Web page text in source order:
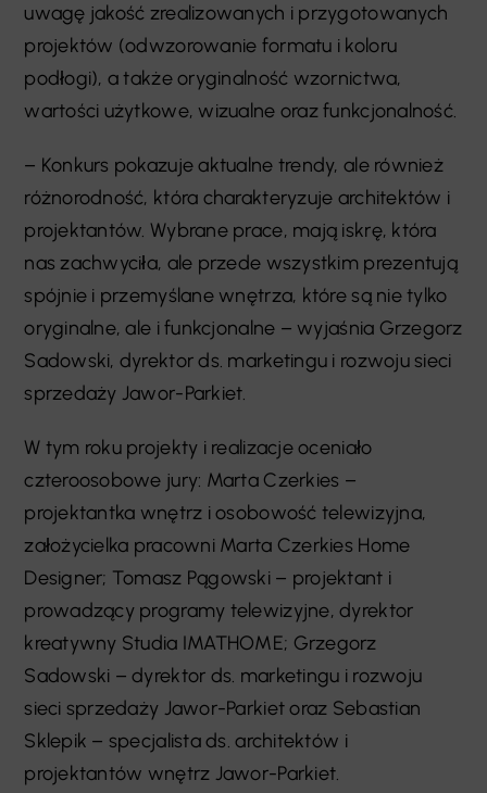
uwagę jakość zrealizowanych i przygotowanych
projektów (odwzorowanie formatu i koloru
podłogi), a także oryginalność wzornictwa,
wartości użytkowe, wizualne oraz funkcjonalność.
– Konkurs pokazuje aktualne trendy, ale również
różnorodność, która charakteryzuje architektów i
projektantów. Wybrane prace, mają iskrę, która
nas zachwyciła, ale przede wszystkim prezentują
spójnie i przemyślane wnętrza, które są nie tylko
oryginalne, ale i funkcjonalne – wyjaśnia Grzegorz
Sadowski, dyrektor ds. marketingu i rozwoju sieci
sprzedaży Jawor-Parkiet.
W tym roku projekty i realizacje oceniało
czteroosobowe jury: Marta Czerkies –
projektantka wnętrz i osobowość telewizyjna,
założycielka pracowni Marta Czerkies Home
Designer; Tomasz Pągowski – projektant i
prowadzący programy telewizyjne, dyrektor
kreatywny Studia IMATHOME; Grzegorz
Sadowski – dyrektor ds. marketingu i rozwoju
sieci sprzedaży Jawor-Parkiet oraz Sebastian
Sklepik – specjalista ds. architektów i
projektantów wnętrz Jawor-Parkiet.